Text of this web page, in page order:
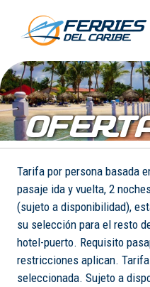
Tarifa por persona basada
pasaje ida y vuelta, 2
(sujeto a disponibilidad),
su selección para el resto
hotel-puerto. Requisito
restricciones aplican.
seleccionada. Sujeto a